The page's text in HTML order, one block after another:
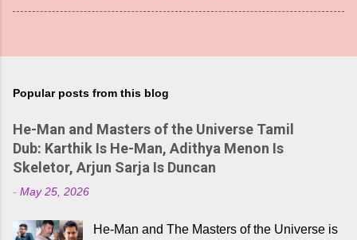
Popular posts from this blog
He-Man and Masters of the Universe Tamil
Dub: Karthik Is He-Man, Adithya Menon Is
Skeletor, Arjun Sarja Is Duncan
- May 25, 2026
He-Man and The Masters of the Universe is